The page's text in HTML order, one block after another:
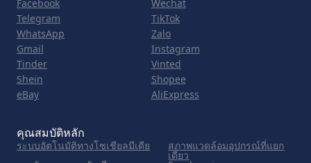
Facebook
Wechat
Telegram
TikTok
WhatsApp
Zalo
Gmail
Instagram
Tinder
Vinted
Shein
Shopee
eBay
AliExpress
คุณสมบัติหลัก
ระบบอัตโนมัติทางโซเชียลมีเดีย สภาพแวดล้อมอุปกรณ์ที่แยก
เดี่ยว